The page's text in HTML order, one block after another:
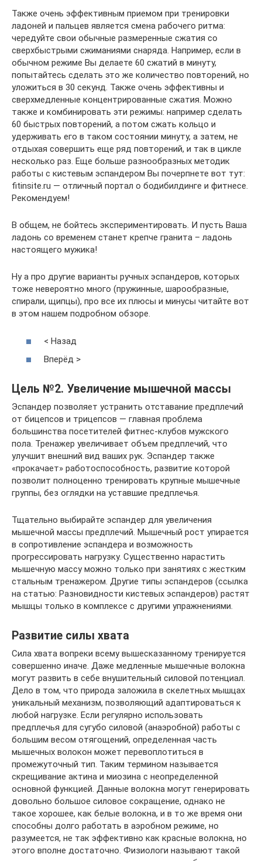
Также очень эффективным приемом при тренировки
ладоней и пальцев является смена рабочего ритма:
чередуйте свои обычные размеренные сжатия со
сверхбыстрыми сжиманиями снаряда. Например, если в
обычном режиме Вы делаете 60 сжатий в минуту,
попытайтесь сделать это же количество повторений, но
уложиться в 30 секунд. Также очень эффективны и
сверхмедленные концентрированные сжатия. Можно
также и комбинировать эти режимы: например сделать
60 быстрых повторений, а потом сжать кольцо и
удерживать его в таком состоянии минуту, а затем, не
отдыхая совершить еще ряд повторений, и так в цикле
несколько раз. Еще больше разнообразных методик
работы с кистевым эспандером Вы почерпнете вот тут:
fitinsite.ru — отличный портал о бодибилдинге и фитнесе.
Рекомендуем!
В общем, не бойтесь экспериментировать. И пусть Ваша
ладонь со временем станет крепче гранита – ладонь
настоящего мужика!
Ну а про другие варианты ручных эспандеров, которых
тоже невероятно много (пружинные, шарообразные,
спирали, щипцы), про все их плюсы и минусы читайте вот
в этом нашем подробном обзоре.
< Назад
Вперёд >
Цель №2. Увеличение мышечной массы
Эспандер позволяет устранить отставание предплечий
от бицепсов и трицепсов — главная проблема
большинства посетителей фитнес-клубов мужского
пола. Тренажер увеличивает объем предплечий, что
улучшит внешний вид ваших рук. Эспандер также
«прокачает» работоспособность, развитие которой
позволит полноценно тренировать крупные мышечные
группы, без оглядки на уставшие предплечья.
Тщательно выбирайте эспандер для увеличения
мышечной массы предплечий. Мышечный рост упирается
в сопротивление эспандера и возможность
прогрессировать нагрузку. Существенно нарастить
мышечную массу можно только при занятиях с жестким
стальным тренажером. Другие типы эспандеров (ссылка
на статью: Разновидности кистевых эспандеров) растят
мышцы только в комплексе с другими упражнениями.
Развитие силы хвата
Сила хвата вопреки всему вышесказанному тренируется
совершенно иначе. Даже медленные мышечные волокна
могут развить в себе внушительный силовой потенциал.
Дело в том, что природа заложила в скелетных мышцах
уникальный механизм, позволяющий адаптироваться к
любой нагрузке. Если регулярно использовать
предплечья для сугубо силовой (анаэробной) работы с
большим весом отягощений, определенная часть
мышечных волокон может перевоплотиться в
промежуточный тип. Таким термином называется
скрещивание актина и миозина с неопределенной
основной функцией. Данные волокна могут генерировать
довольно большое силовое сокращение, однако не
такое хорошее, как белые волокна, и в то же время они
способны долго работать в аэробном режиме, но
разумеется, не так эффективно как красные волокна, но
этого вполне достаточно. Физиологи называют такой